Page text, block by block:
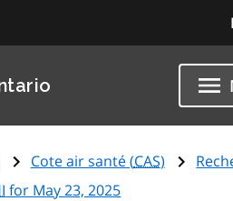
Cote air santé (CAS)
for May 23, 2025